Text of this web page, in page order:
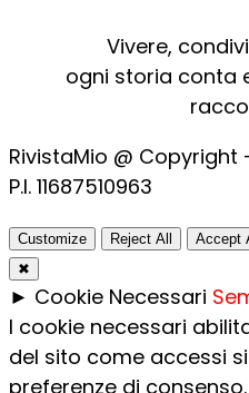
Vivere,
ogni storia conta
RivistaMio @ Copyright
P.I. 11687510963​
Customize Reject All
Accept
✖
► Cookie Necessari
I cookie necessari
del sito come accessi
preferenze di